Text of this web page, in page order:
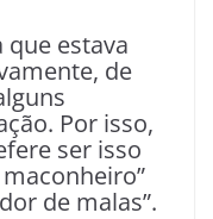
que estava
de
Por isso,
ser isso
de malas”.